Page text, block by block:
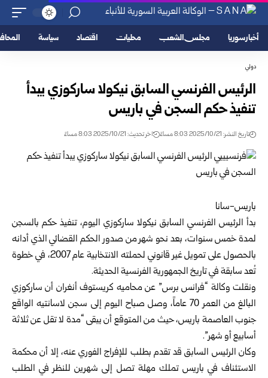
أخبار سوريا مجلس الشعب محليات اقتصاد سياسة
دولي
الرئيس الفرنسي السابق نيكولا ساركوزي يبدأ
تنفيذ حكم السجن في باريس
تاريخ النشر: 2025/10/21 8:03 مساءً اخر تحديث: 2025/10/21 8:03 مساءً
باريس-سانا
بدأ الرئيس الفرنسي السابق نيكولا ساركوزي اليوم، تنفيذ حكم بالسجن
لمدة خمس سنوات، بعد نحو شهر من صدور الحكم القضائي الذي أدانه
بالحصول على تمويل غير قانوني لحملته الانتخابية عام 2007، في خطوة
تُعد سابقة في تاريخ الجمهورية الفرنسية الحديثة.
ونقلت وكالة “فرانس برس” عن محاميه كريستوف أنغران أن ساركوزي
البالغ من العمر 70 عاماً، وصل صباح اليوم إلى سجن لاسانتيه الواقع
جنوب العاصمة باريس، حيث من المتوقع أن يبقى “مدة لا تقل عن ثلاثة
أسابيع أو شهر”.
وكان الرئيس السابق قد تقدم بطلب للإفراج الفوري عنه، إلا أن محكمة
الاستئناف في باريس تملك مهلة تصل إلى شهرين للنظر في الطلب